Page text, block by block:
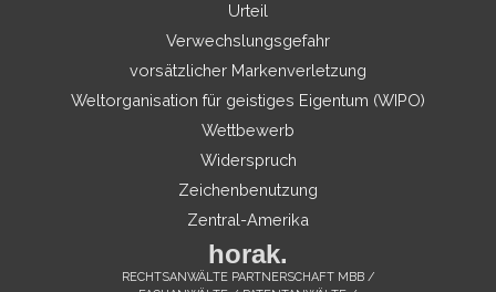
Urteil
Verwechslungsgefahr
vorsätzlicher Markenverletzung
Weltorganisation für geistiges Eigentum (WIPO)
Wettbewerb
Widerspruch
Zeichenbenutzung
Zentral-Amerika
horak.
RECHTSANWÄLTE PARTNERSCHAFT MBB /